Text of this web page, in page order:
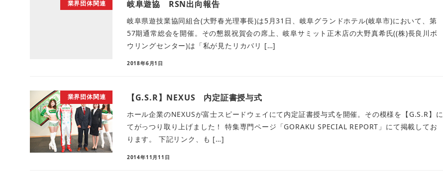
業界団体関連 岐阜遊協 RSN出向報告
岐阜県遊技業協同組合(大野春光理事長)は5月31日、岐阜グランドホテル(岐阜市)において、第
57期通常総会を開催。その懇親祝賀会の席上、岐阜サミット正木店の大野真希氏((株)長良川ボ
ウリングセンター)は「私が見たリカバリ […]
2018年6月1日
業界団体関連 【G.S.R】NEXUS 内定証書授与式
ホール企業のNEXUSが富士スピードウェイにて内定証書授与式を開催。その模様を【G.S.R】に
てがっつり取り上げました！ 特集専門ページ「GORAKU SPECIAL REPORT」にて掲載してお
ります。 下記リンク、も […]
2014年11月11日